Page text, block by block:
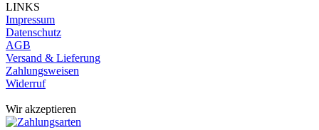
LINKS
Impressum
Datenschutz
AGB
Versand & Lieferung
Zahlungsweisen
Widerruf
Wir akzeptieren